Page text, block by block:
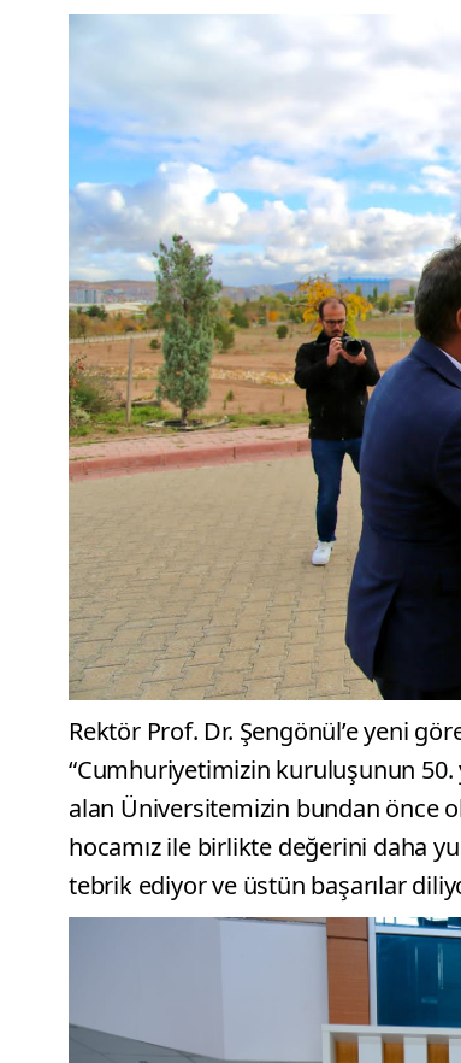
Rektör Prof. Dr. Şengönül’e yeni
“Cumhuriyetimizin kuruluşunun 50.
alan Üniversitemizin bundan önce
hocamız ile birlikte değerini daha
tebrik ediyor ve üstün başarılar